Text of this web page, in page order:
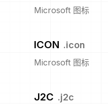
Microsoft 图标
ICON .icon
Microsoft 图标
J2C .j2c